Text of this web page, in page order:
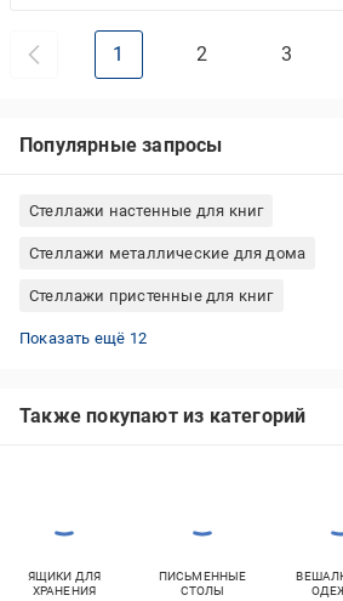
1 2 3
Популярные запросы
Стеллажи настенные для книг
Стеллажи металлические для дома
Стеллажи пристенные для книг
Стеллажи металлические для гаража
Стеллажи с полками металлические
Стеллажи деревянные для кухни
Стеллажи Меткас металлические
Стеллажи белые для детской комнаты
Стеллажи пристенные для дома
Стеллажи настенные для дома
Стеллажи белые для книг
Стеллажи металлические для кухни
Стеллажи деревянные для книг
Стеллажи пристенные металлические
Стеллажи кованые для цветов
Показать ещё 12
Также покупают из категорий
ЯЩИКИ ДЛЯ
ХРАНЕНИЯ
ПИСЬМЕННЫЕ
СТОЛЫ